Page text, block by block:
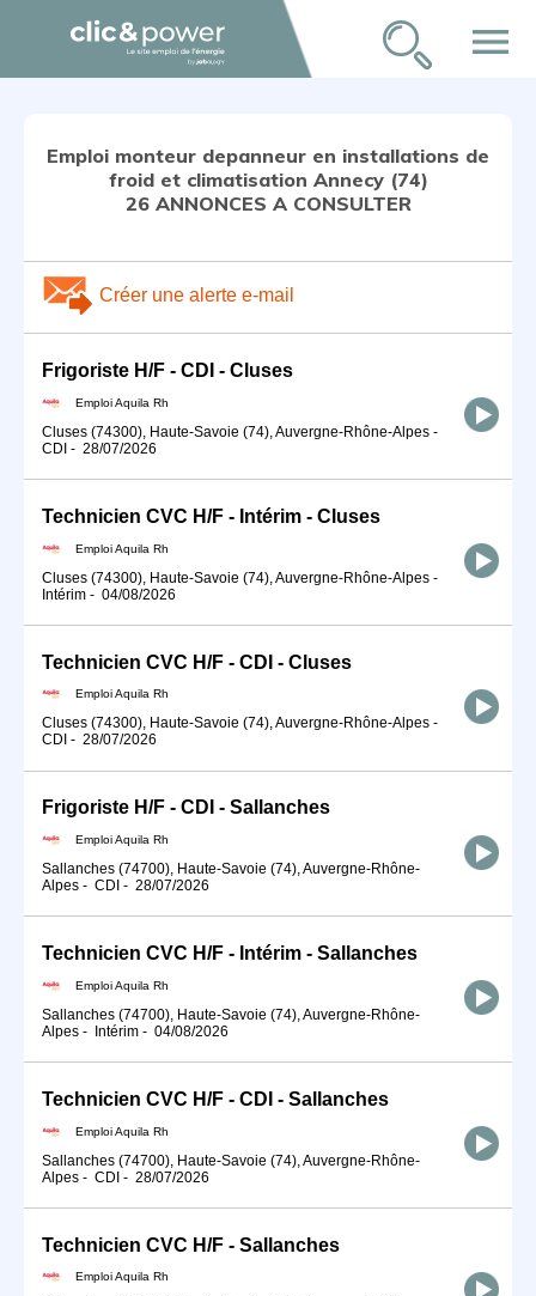
menu
Emploi monteur depanneur en installations de
froid et climatisation Annecy (74)
26 ANNONCES A CONSULTER
Créer une alerte e-mail
Frigoriste H/F - CDI - Cluses
Emploi Aquila Rh
Cluses (74300), Haute-Savoie (74), Auvergne-Rhône-Alpes -
CDI - 28/07/2026
Technicien CVC H/F - Intérim - Cluses
Emploi Aquila Rh
Cluses (74300), Haute-Savoie (74), Auvergne-Rhône-Alpes -
Intérim - 04/08/2026
Technicien CVC H/F - CDI - Cluses
Emploi Aquila Rh
Cluses (74300), Haute-Savoie (74), Auvergne-Rhône-Alpes -
CDI - 28/07/2026
Frigoriste H/F - CDI - Sallanches
Emploi Aquila Rh
Sallanches (74700), Haute-Savoie (74), Auvergne-Rhône-
Alpes - CDI - 28/07/2026
Technicien CVC H/F - Intérim - Sallanches
Emploi Aquila Rh
Sallanches (74700), Haute-Savoie (74), Auvergne-Rhône-
Alpes - Intérim - 04/08/2026
Technicien CVC H/F - CDI - Sallanches
Emploi Aquila Rh
Sallanches (74700), Haute-Savoie (74), Auvergne-Rhône-
Alpes - CDI - 28/07/2026
Technicien CVC H/F - Sallanches
Emploi Aquila Rh